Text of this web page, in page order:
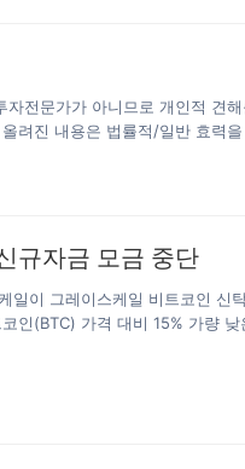
전문가가 아니므로 개인적 견
려진 내용은 법률적/일반 효력
지속하며 장중 57,000달러선
규자금 모금 중단
일이 그레이스케일 비트코인 신
인(BTC) 가격 대비 15% 가량
호화폐 투자 상품인 그레이스케